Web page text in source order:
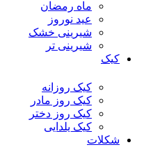
ماه رمضان
عید نوروز
شیرینی خشک
شیرینی تر
کیک
کیک روزانه
کیک روز مادر
کیک روز دختر
کیک یلدایی
شکلات